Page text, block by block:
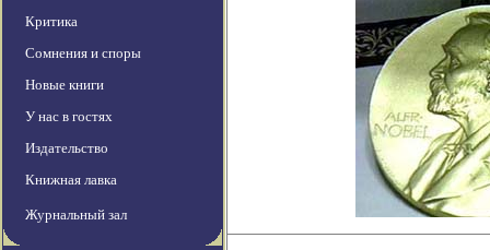
Критика
Сомнения и споры
Новые книги
У нас в гостях
Издательство
Книжная лавка
Журнальный зал